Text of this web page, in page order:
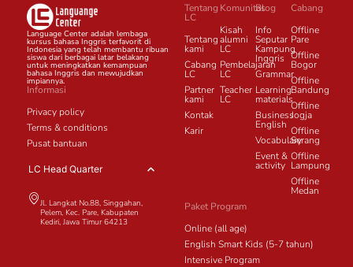
Language Center adalah lembaga
kursus bahasa Inggris terfavorit di
Indonesia yang telah membantu ribuan
siswa dari berbagai latar belakang
untuk meningkatkan kemampuan
bahasa Inggris dan mewujudkan
impiannya.
Informasi
Privacy policy
Terms & conditions
Pusat bantuan
LC Head Quarter
Jl. Langkat No.88, Singgahan,
Pelem, Kec. Pare, Kabupaten
Kediri, Jawa Timur 64213
Tentang
LC
Tentang
kami
Cabang
LC
Partner
kami
Kontak
Karir
Komunitas
Kisah
alumni
LC
Pembelajaran
LC
Teacher
LC
Blog
Info
Seputar
Kampung
Inggris
Grammar
Learning
materials
Business
English
Vocabulary
Event &
activity
Cabang
Offline
Pare
Offline
Bogor
Offline
Bandung
Offline
Jogja
Offline
Serang
Offline
Lampung
Offline
Medan
Paket Program
Online (all age)
English Smart Kids (5-7 tahun)
Intensive Program